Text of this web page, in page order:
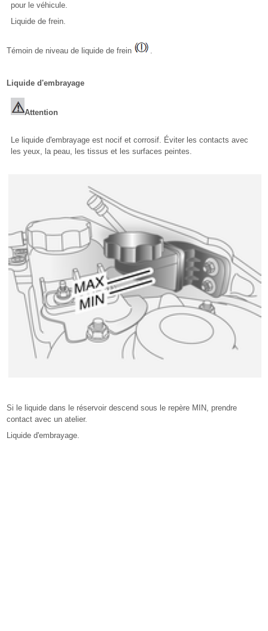
pour le véhicule.
Liquide de frein.
Témoin de niveau de liquide de frein .
Liquide d'embrayage
Attention
Le liquide d'embrayage est nocif et corrosif. Éviter les contacts avec
les yeux, la peau, les tissus et les surfaces peintes.
Si le liquide dans le réservoir descend sous le repère MIN, prendre
contact avec un atelier.
Liquide d'embrayage.